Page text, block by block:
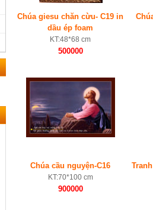
Chúa giesu chăn cừu- C19 in
dầu ép foam
KT:48*68 cm
500000
Chúa cầu nguyện-C16
KT:70*100 cm
900000